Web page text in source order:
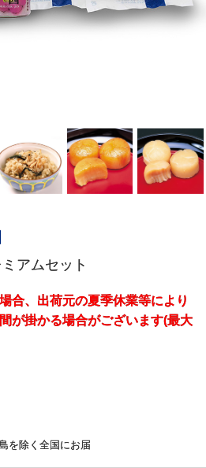
アムセット
合、出荷元の夏季休業等により
が掛かる場合がございます(最大
を除く全国にお届